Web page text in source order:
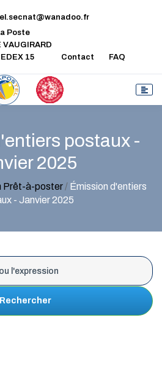
Poste
VAUGIRARD
15
Contact FAQ
postaux -
2025
Prêt-à-poster / Émission d'entiers
- Janvier 2025
Rechercher